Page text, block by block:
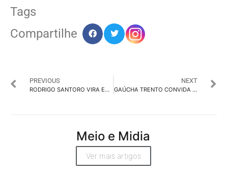
Tags
Compartilhe
PREVIOUS
RODRIGO SANTORO VIRA EMBAIXADOR DO BEYOND THE CLUB
NEXT
GAÚCHA TRENTO CONVIDA A PROVAR CHOCOLATE EM CAMPANHA DA MESTIÇA
Meio e Midia
Ver mais artigos